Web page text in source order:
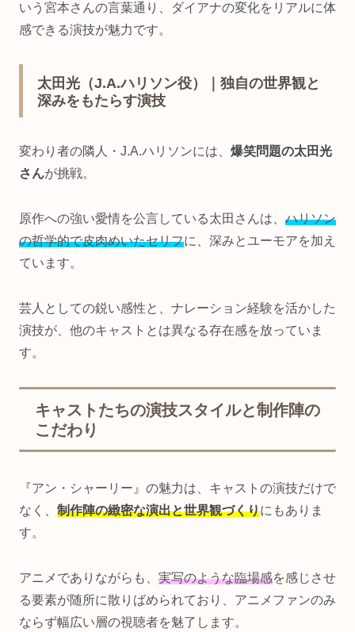
いう宮本さんの言葉通り、ダイアナの変化をリアルに体
感できる演技が魅力です。
太田光（J.A.ハリソン役）｜独自の世界観と
深みをもたらす演技
変わり者の隣人・J.A.ハリソンには、 爆笑問題の太田光
さんが挑戦。
原作への強い愛情を公言している太田さんは、 ハリソン
の哲学的で皮肉めいたセリフに、深みとユーモアを加え
ています。
芸人としての鋭い感性と、ナレーション経験を活かした
演技が、他のキャストとは異なる存在感を放っていま
す。
キャストたちの演技スタイルと制作陣の
こだわり
『アン・シャーリー』の魅力は、キャストの演技だけで
なく、 制作陣の緻密な演出と世界観づくりにもありま
す。
アニメでありながらも、 実写のような臨場感を感じさせ
る要素が随所に散りばめられており、アニメファンのみ
ならず幅広い層の視聴者を魅了します。